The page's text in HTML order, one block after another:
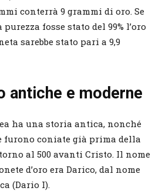
conterrà 9 grammi di oro. Se
fosse stato del 99% l’oro
sarebbe stato pari a 9,9
antiche e moderne
ha una storia antica, nonché
furono coniate già prima della
al 500 avanti Cristo. Il nome
d’oro era Darico, dal nome
(Dario I).